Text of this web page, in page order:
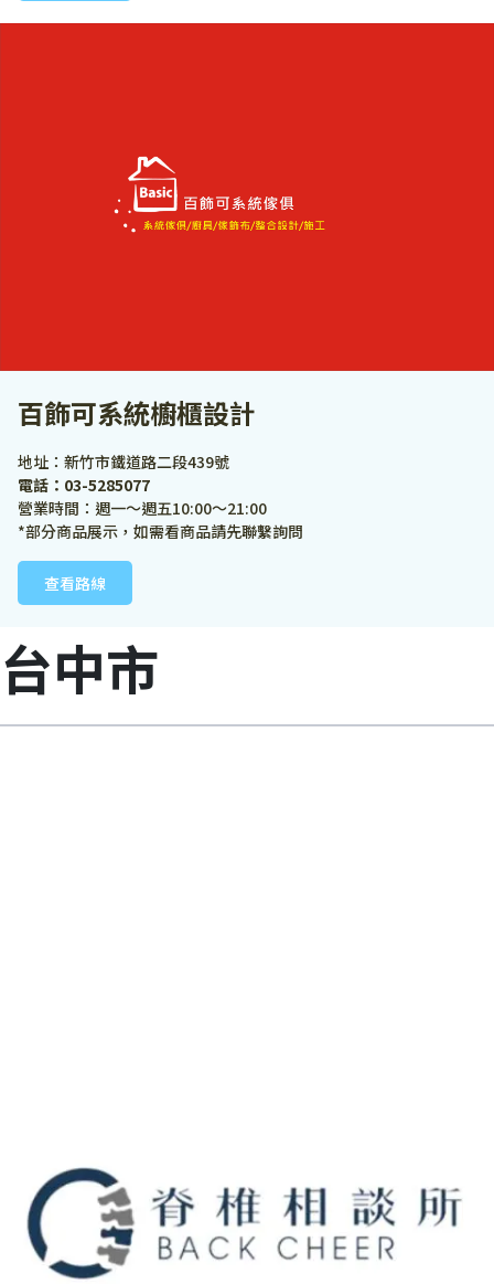
百飾可系統櫥櫃設計
地址：新竹市鐵道路二段439號
電話：03-5285077
營業時間：週一～週五10:00～21:00
*部分商品展示，如需看商品請先聯繫詢問
查看路線
台中市